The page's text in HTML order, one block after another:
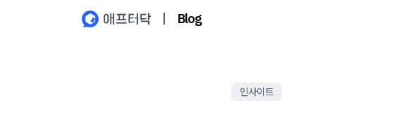
| Blog
인사이트